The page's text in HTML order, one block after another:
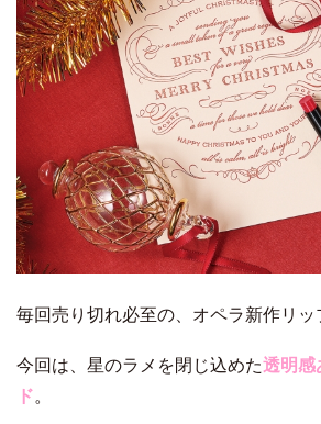
毎回売り切れ必至の、オペラ新作リ
今回は、星のラメを閉じ込めた透明感
ド。